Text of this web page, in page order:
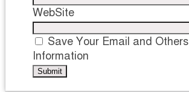
WebSite
Save Your Email and Others
Information